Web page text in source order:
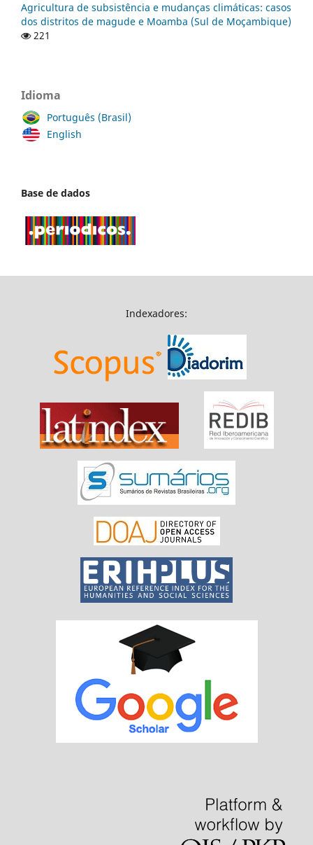
Agricultura de subsistência e mudanças climáticas: casos
dos distritos de magude e Moamba (Sul de Moçambique)
221
Idioma
Português (Brasil)
English
Base de dados
Indexadores: